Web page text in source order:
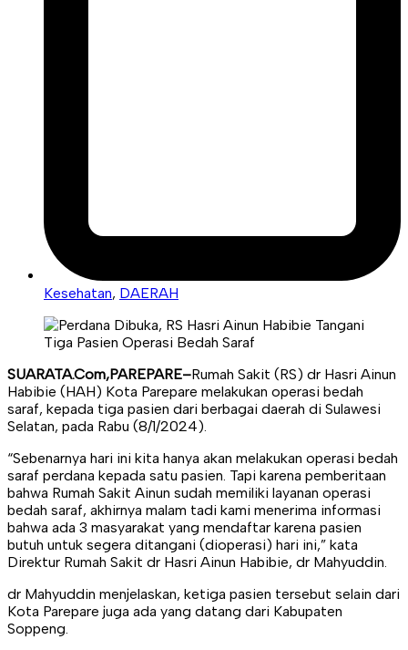
Kesehatan, DAERAH
SUARATA.Com,PAREPARE–Rumah Sakit (RS) dr Hasri Ainun
Habibie (HAH) Kota Parepare melakukan operasi bedah
saraf, kepada tiga pasien dari berbagai daerah di Sulawesi
Selatan, pada Rabu (8/1/2024).
“Sebenarnya hari ini kita hanya akan melakukan operasi bedah
saraf perdana kepada satu pasien. Tapi karena pemberitaan
bahwa Rumah Sakit Ainun sudah memiliki layanan operasi
bedah saraf, akhirnya malam tadi kami menerima informasi
bahwa ada 3 masyarakat yang mendaftar karena pasien
butuh untuk segera ditangani (dioperasi) hari ini,” kata
Direktur Rumah Sakit dr Hasri Ainun Habibie, dr Mahyuddin.
dr Mahyuddin menjelaskan, ketiga pasien tersebut selain dari
Kota Parepare juga ada yang datang dari Kabupaten
Soppeng.